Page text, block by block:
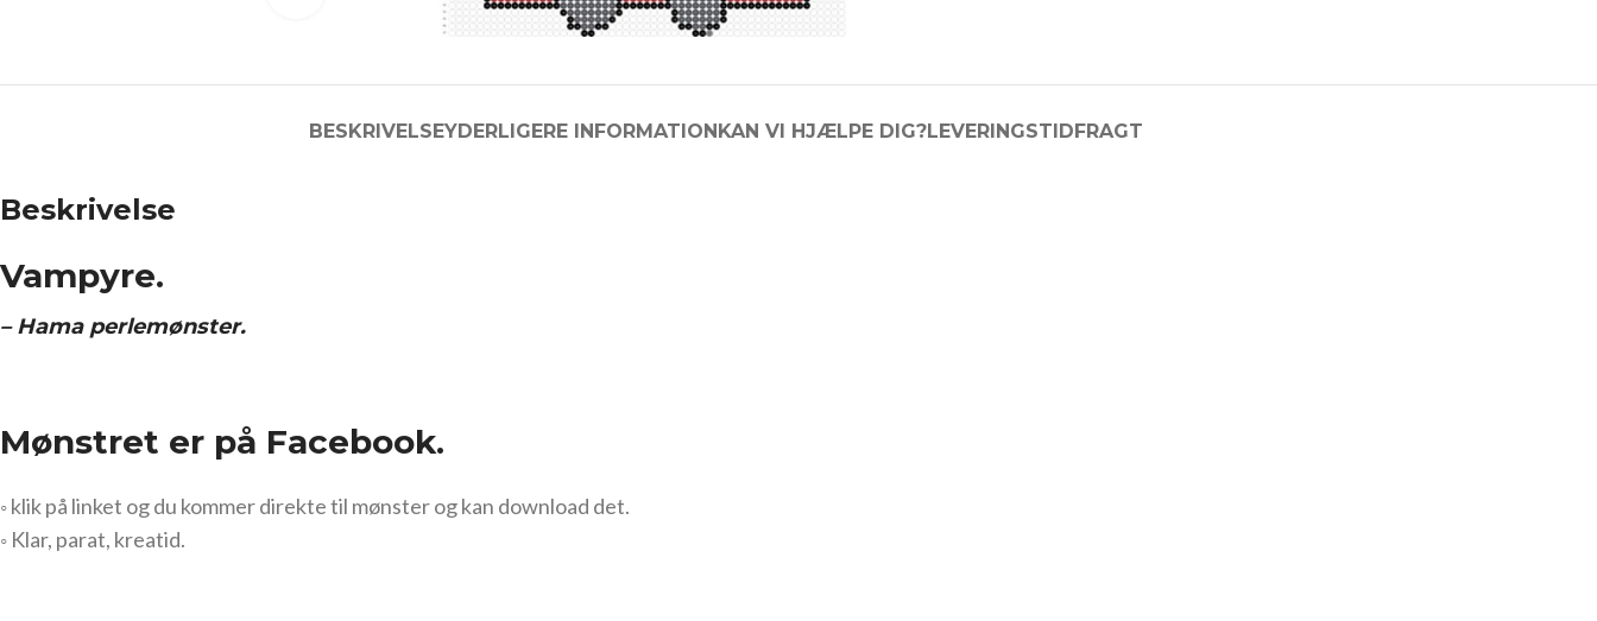
BESKRIVELSEYDERLIGERE INFORMATION KAN VI HJÆLPE DIG?LEVERINGSTID FRAGT
Beskrivelse
Vampyre.
– Hama perlemønster.
Mønstret er på Facebook.
◦ klik på linket og du kommer direkte til mønster og kan download det.
◦ Klar, parat, kreatid.